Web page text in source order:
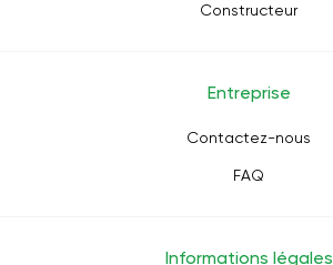
Constructeur
Entreprise
Contactez-nous
FAQ
Informations légales